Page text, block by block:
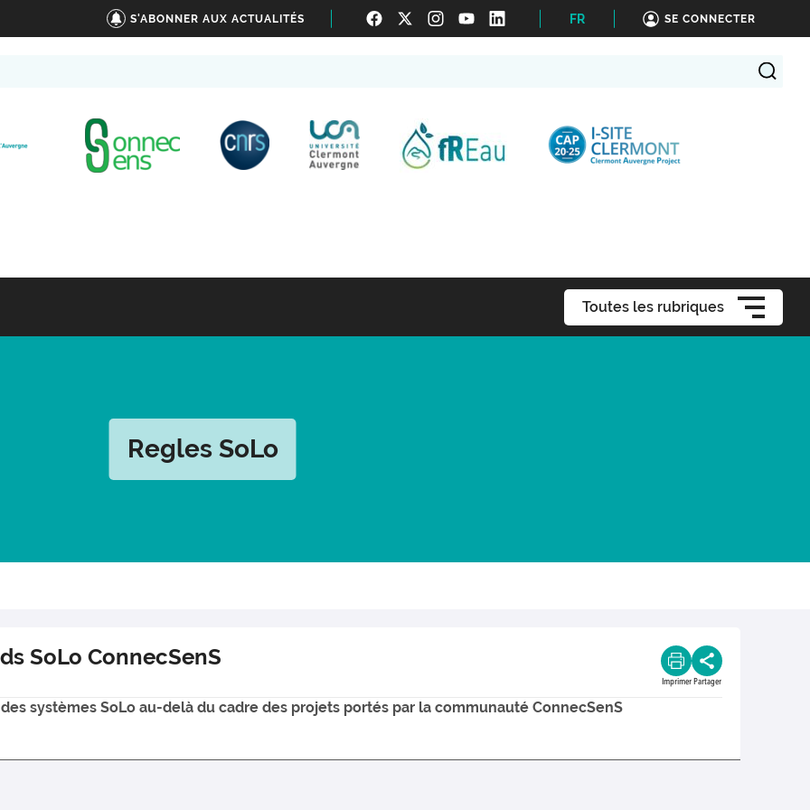
S'ABONNER AUX ACTUALITÉS FR SE CONNECTER
Toutes les rubriques
Regles SoLo
SoLo ConnecSenS
Imprimer Partager
systèmes SoLo au-delà du cadre des projets portés par la communauté ConnecSenS